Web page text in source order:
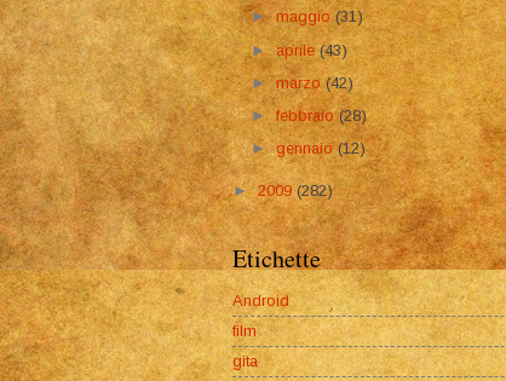
►maggio(31)
►aprile(43)
►marzo(42)
►febbraio(28)
►gennaio(12)
►2009(282)
Etichette
Android
film
gita